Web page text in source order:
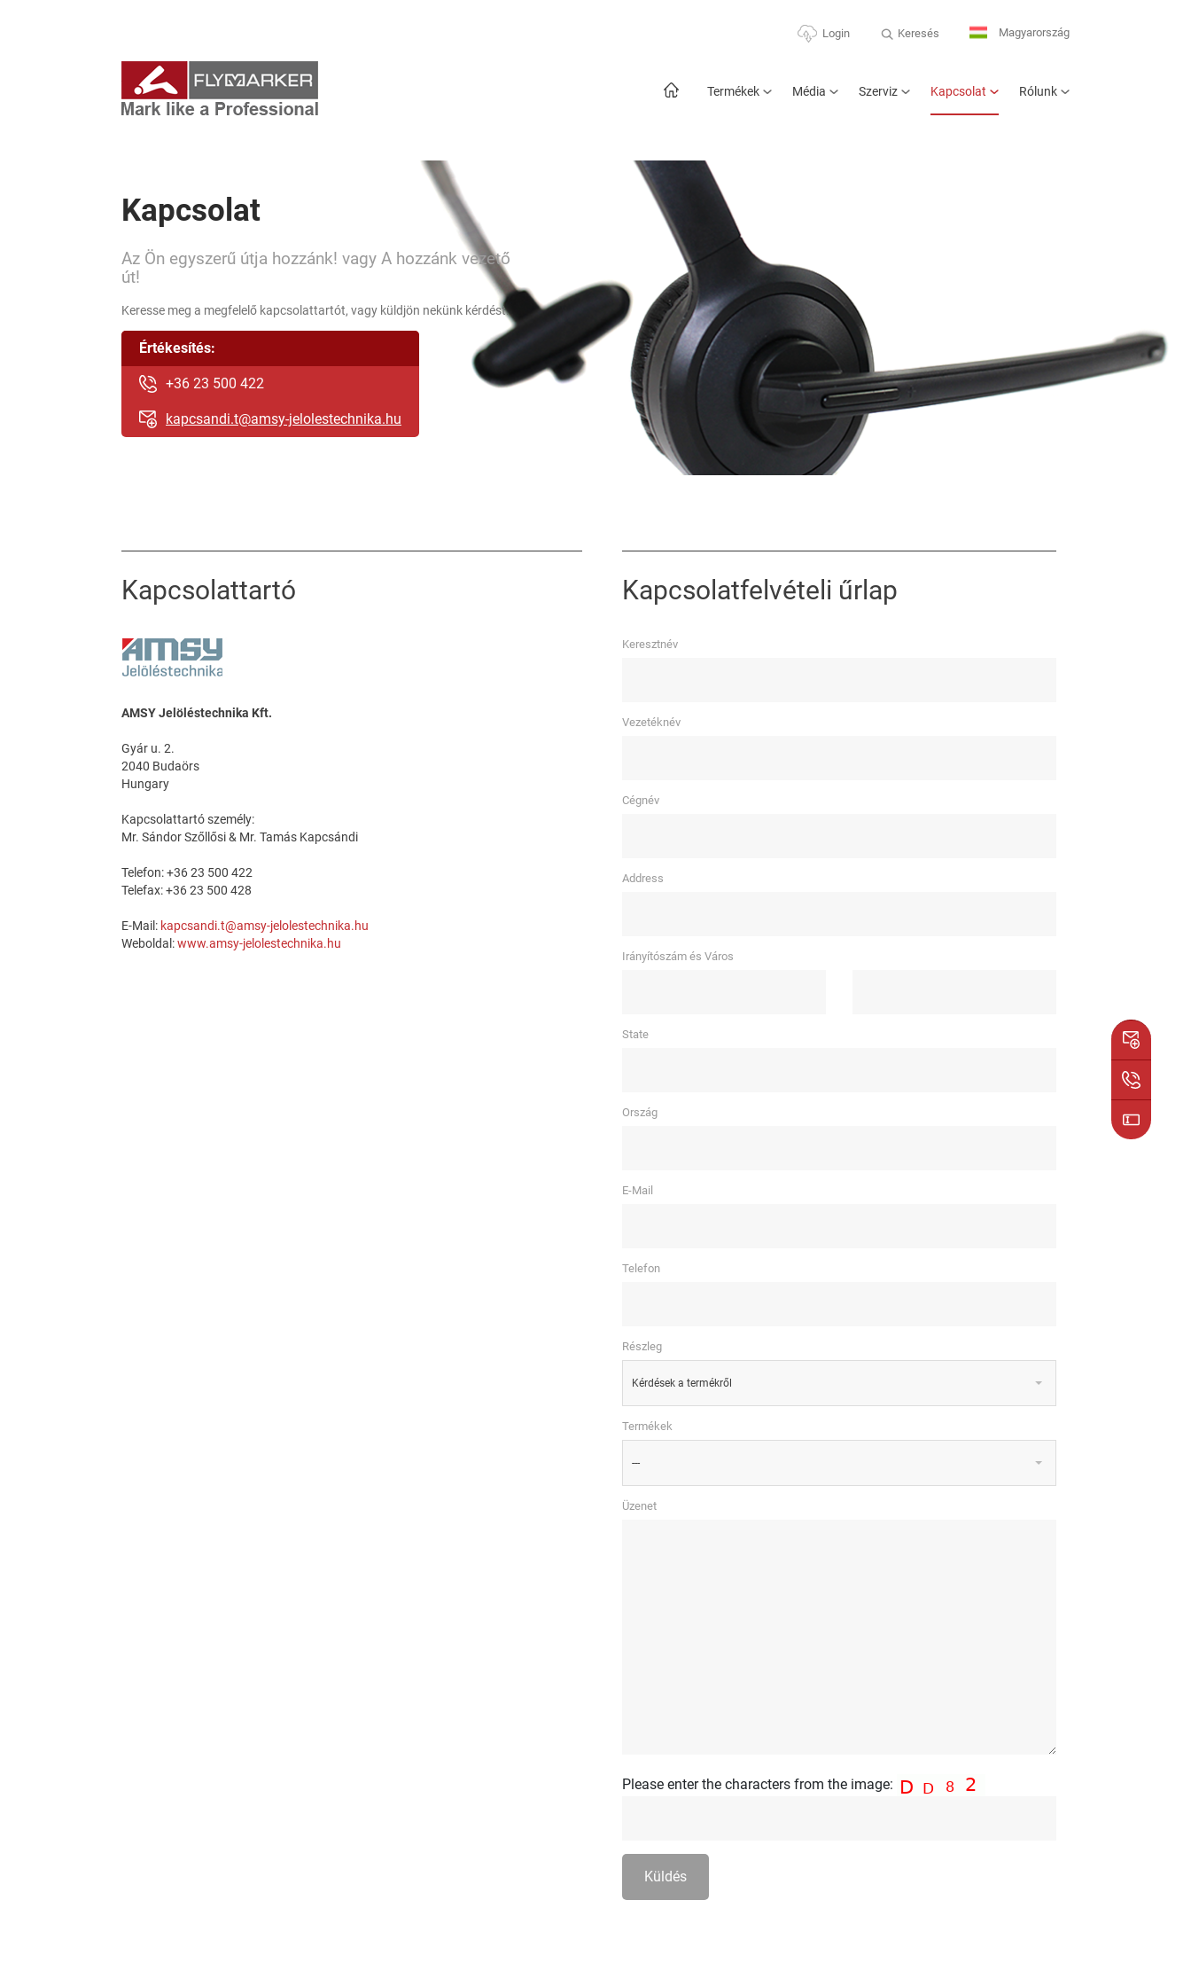
Login Keresés Magyarország
Termékek Média Szerviz Kapcsolat Rólunk
Kapcsolat
Az Ön egyszerű útja hozzánk! vagy A hozzánk vezető
út!
Keresse meg a megfelelő kapcsolattartót, vagy küldjön nekünk kérdést.
Értékesítés:
+36 23 500 422
kapcsandi.t@amsy-jelolestechnika.hu
Kapcsolattartó
AMSY Jelöléstechnika Kft.
Gyár u. 2.
2040 Budaörs
Hungary
Kapcsolattartó személy:
Mr. Sándor Szőllősi & Mr. Tamás Kapcsándi
Telefon: +36 23 500 422
Telefax: +36 23 500 428
E-Mail: kapcsandi.t@amsy-jelolestechnika.hu
Weboldal:www.amsy-jelolestechnika.hu
Kapcsolatfelvételi űrlap
Keresztnév
Vezetéknév
Cégnév
Address
Irányítószám és Város
State
Ország
E-Mail
Telefon
Részleg
Kérdések a termékről
Termékek
---
Üzenet
Please enter the characters from the image:
Küldés